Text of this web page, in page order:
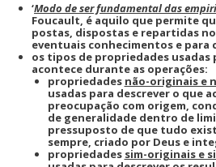
‘Modo de ser fundamental das
Foucault, é aquilo que permite
postas, dispostas e repartidas
eventuais conhecimentos e para
os tipos de propriedades usadas
acontece durante as operações:
propriedades não-originais e
usadas para descrever o que
preocupação com origem,
de generalidade dentro de
pressuposto de que tudo
sempre, criado por Deus e
propriedades sim-originais e